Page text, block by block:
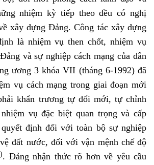
nhiệm kỳ tiếp theo đều có nghị
xây dựng Đảng. Công tác xây dựng
là nhiệm vụ then chốt, nhiệm vụ
và sự nghiệp cách mạng của dân
ương 3 khóa VII (tháng 6-1992) đã
vụ cách mạng trong giai đoạn mới
khẩn trương tự đổi mới, tự chỉnh
vụ đặc biệt quan trọng và cấp
định đối với toàn bộ sự nghiệp
đất nước, đối với vận mệnh chế độ
. Đảng nhận thức rõ hơn về yêu cầu